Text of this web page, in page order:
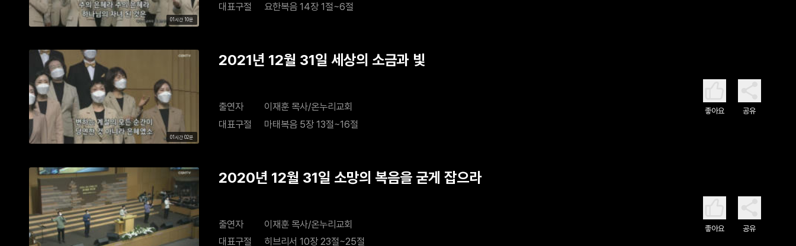
01시간 10분
대표구절
요한복음 14장 1절~6절
01시간 02분
2021년 12월 31일 세상의 소금과 빛
출연자
이재훈 목사/온누리교회
대표구절
마태복음 5장 13절~16절
좋아요 공유
2020년 12월 31일 소망의 복음을 굳게 잡으라
출연자
이재훈 목사/온누리교회
대표구절
히브리서 10장 23절~25절
좋아요 공유